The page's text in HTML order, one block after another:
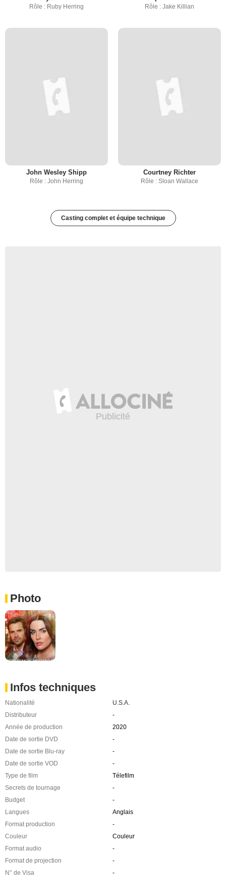
Rôle : Ruby Herring Rôle : Jake Killian
John Wesley Shipp
Rôle : John Herring
Courtney Richter
Rôle : Sloan Wallace
Casting complet et équipe technique
Photo
Infos techniques
Nationalité
U.S.A.
Distributeur
-
Année de production
2020
Date de sortie DVD
-
Date de sortie Blu-ray
-
Date de sortie VOD
-
Type de film
Télefilm
Secrets de tournage
-
Budget
-
Langues
Anglais
Format production
-
Couleur
Couleur
Format audio
-
Format de projection
-
N° de Visa
-